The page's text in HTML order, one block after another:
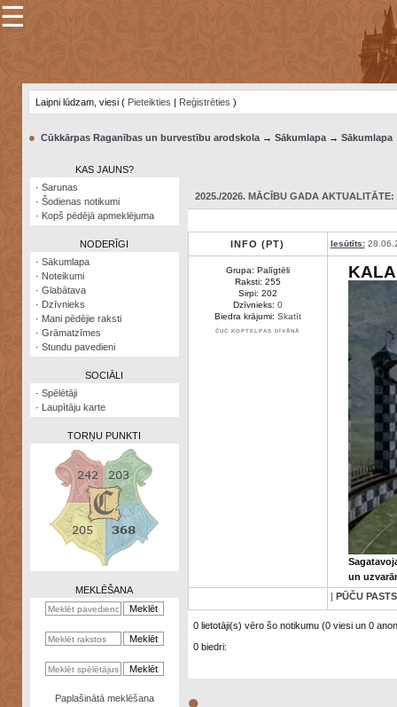
×
Šodienas
notikumi
Visatcera
almanahs
Arhīvs
Zināšanu
kalkulators
Nomētātās
☰
Laipni lūdzam, viesi ( Pieteikties | Reģistrēties )
● Cūkkārpas Raganības un burvestību arodskola→ Sākumlapa→ Sākumlapa
KAS JAUNS?
· Sarunas
· Šodienas notikumi
· Kopš pēdējā apmeklējuma
NODERĪGI
· Sākumlapa
· Noteikumi
· Glabātava
· Dzīvnieks
· Mani pēdējie raksti
· Grāmatzīmes
· Stundu pavedieni
SOCIĀLI
· Spēlētāji
· Laupītāju karte
TORŅU PUNKTI
MEKLĒŠANA
Paplašinātā meklēšana
2025./2026. MĀCĪBU GADA AKTUALITĀTE:
INFO (PT) Iesūtīts:
Grupa: Palīgtēli
Raksti: 255
Sirpi: 202
Dzīvnieks: 0
Biedra krājumi: Skatīt
ČUČ KOPTELPAS DĪVĀNĀ
un
| PŪČU PASTS
0 lietotāji(s) vēro šo notikumu (0 viesi un 0
0 biedri:
●